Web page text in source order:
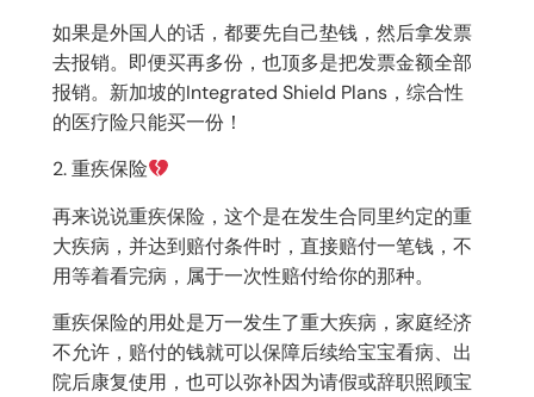
如果是外国人的话，都要先自己垫钱，然后拿发票
去报销。即便买再多份，也顶多是把发票金额全部
报销。新加坡的Integrated Shield Plans，综合性
的医疗险只能买一份！
2. 重疾保险
再来说说重疾保险，这个是在发生合同里约定的重
大疾病，并达到赔付条件时，直接赔付一笔钱，不
用等着看完病，属于一次性赔付给你的那种。
重疾保险的用处是万一发生了重大疾病，家庭经济
不允许，赔付的钱就可以保障后续给宝宝看病、出
院后康复使用，也可以弥补因为请假或辞职照顾宝